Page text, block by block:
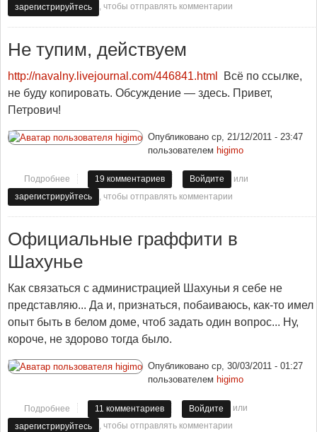
зарегистрируйтесь
, чтобы отправлять комментарии
Не тупим, действуем
http://navalny.livejournal.com/446841.html
Всё по ссылке,
не буду копировать. Обсуждение — здесь. Привет,
Петрович!
Опубликовано ср, 21/12/2011 - 23:47
пользователем higimo
Подробнее о Не тупим, действуем
19 комментариев Войдите
или
зарегистрируйтесь
, чтобы отправлять комментарии
Официальные граффити в
Шахунье
Как связаться с администрацией Шахуньи я себе не
представляю... Да и, признаться, побаиваюсь, как-то имел
опыт быть в белом доме, чтоб задать один вопрос... Ну,
короче, не здорово тогда было.
Опубликовано ср, 30/03/2011 - 01:27
пользователем higimo
Подробнее о Официальные граффити в Шахунье
11 комментариев Войдите
или
зарегистрируйтесь
, чтобы отправлять комментарии